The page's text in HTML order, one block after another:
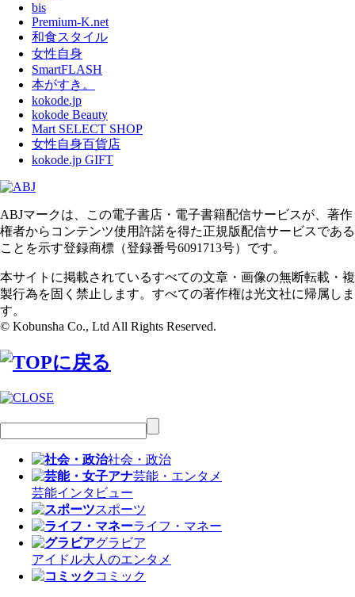
bis
Premium-K.net
和食スタイル
女性自身
SmartFLASH
本がすき。
kokode.jp
kokode Beauty
Mart SELECT SHOP
女性自身百貨店
kokode.jp GIFT
ABJマークは、この電子書店・電子書籍配信サービスが、著作
権者からコンテンツ使用許諾を得た正規版配信サービスである
ことを示す登録商標（登録番号6091713号）です。
本サイトに掲載されているすべての文章・画像の無断転載・複
製行為を固く禁止します。すべての著作権は光文社に帰属しま
す。
© Kobunsha Co., Ltd All Rights Reserved.
社会・政治
芸能・エンタメ
芸能インタビュー
スポーツ
ライフ・マネー
グラビア
アイドル大人のエンタメ
コミック